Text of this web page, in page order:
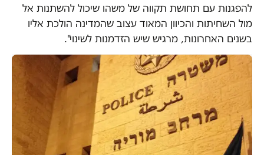
להפגנות עם תחושת תקווה של משהו שיכול להשתנות אל
מול השחיתות והכיוון המאוד עצוב שהמדינה הולכת אליו
בשנים האחרונות, מרגיש שיש הזדמנות לשינוי".